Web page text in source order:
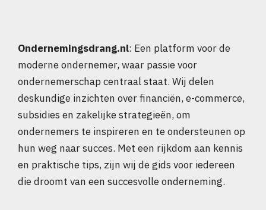
Ondernemingsdrang.nl: Een platform voor de
moderne ondernemer, waar passie voor
ondernemerschap centraal staat. Wij delen
deskundige inzichten over financiën, e-commerce,
subsidies en zakelijke strategieën, om
ondernemers te inspireren en te ondersteunen op
hun weg naar succes. Met een rijkdom aan kennis
en praktische tips, zijn wij de gids voor iedereen
die droomt van een succesvolle onderneming.